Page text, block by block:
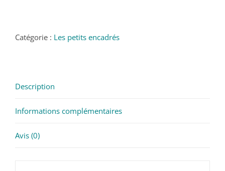
sur
©
James
Catégorie : Les petits encadrés
Description
Informations complémentaires
Avis (0)